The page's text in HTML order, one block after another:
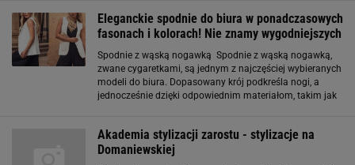
Eleganckie spodnie do biura w ponadczasowych
fasonach i kolorach! Nie znamy wygodniejszych
Spodnie z wąską nogawką Spodnie z wąską nogawką,
zwane cygaretkami, są jednym z najczęściej wybieranych
modeli do biura. Dopasowany krój podkreśla nogi, a
jednocześnie dzięki odpowiednim materiałom, takim jak
Akademia stylizacji zarostu - stylizacje na
Domaniewskiej